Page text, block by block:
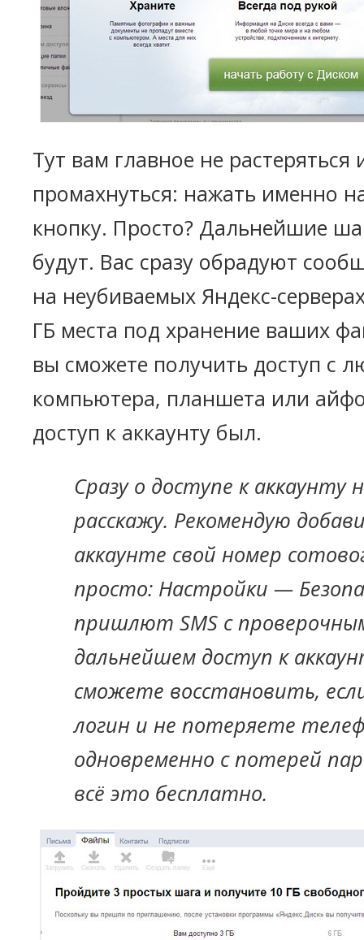
Тут вам главное не растеряться
промахнуться: нажать именно
кнопку. Просто? Дальнейшие
будут. Вас сразу обрадуют
на неубиваемых Яндекс-
ГБ места под хранение ваших
вы сможете получить доступ с
компьютера, планшета или
доступ к аккаунту был.
Сразу о доступе к аккаунту
расскажу. Рекомендую
аккаунте свой номер
просто: Настройки —
пришлют SMS с
дальнейшем доступ к
сможете восстановить,
логин и не потеряете
одновременно с потерей
всё это бесплатно.